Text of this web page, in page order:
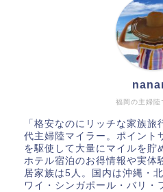
福岡の主婦陸
「格安なのにリッチな家族
代主婦陸マイラー。ポイント
を駆使して大量にマイルを貯
ホテル宿泊のお得情報や実体
居家族は5人。国内は沖縄・
ワイ・シンガポール・バリ・